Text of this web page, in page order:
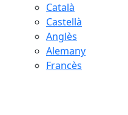
Català
Castellà
Anglès
Alemany
Francès